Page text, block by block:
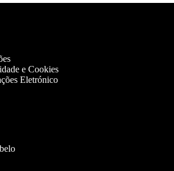
e Cookies
Eletrónico